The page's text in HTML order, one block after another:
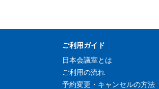
ご利用ガイド
日本会議室とは
ご利用の流れ
予約変更・キャンセルの方法